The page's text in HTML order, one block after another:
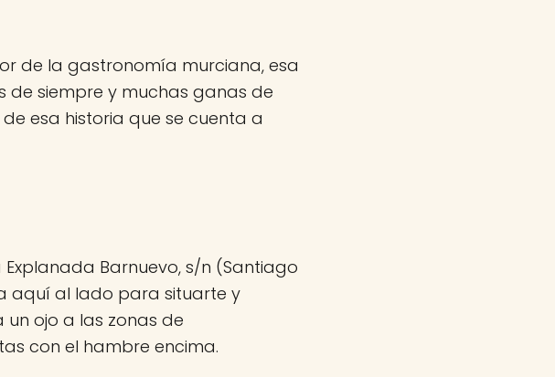
de la gastronomía murciana, esa
siempre y muchas ganas de
esa historia que se cuenta a
Barnuevo, s/n (Santiago
aquí al lado para situarte y
ojo a las zonas de
con el hambre encima.